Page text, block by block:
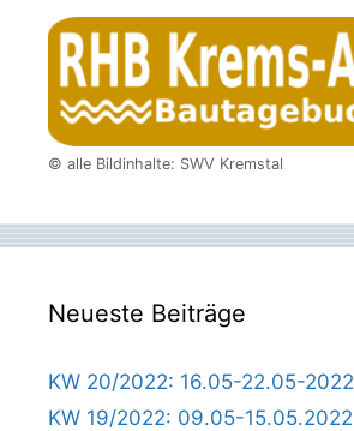
© alle Bildinhalte: SWV Kremstal
Neueste Beiträge
KW 20/2022: 16.05-22.05-2022
KW 19/2022: 09.05-15.05.2022